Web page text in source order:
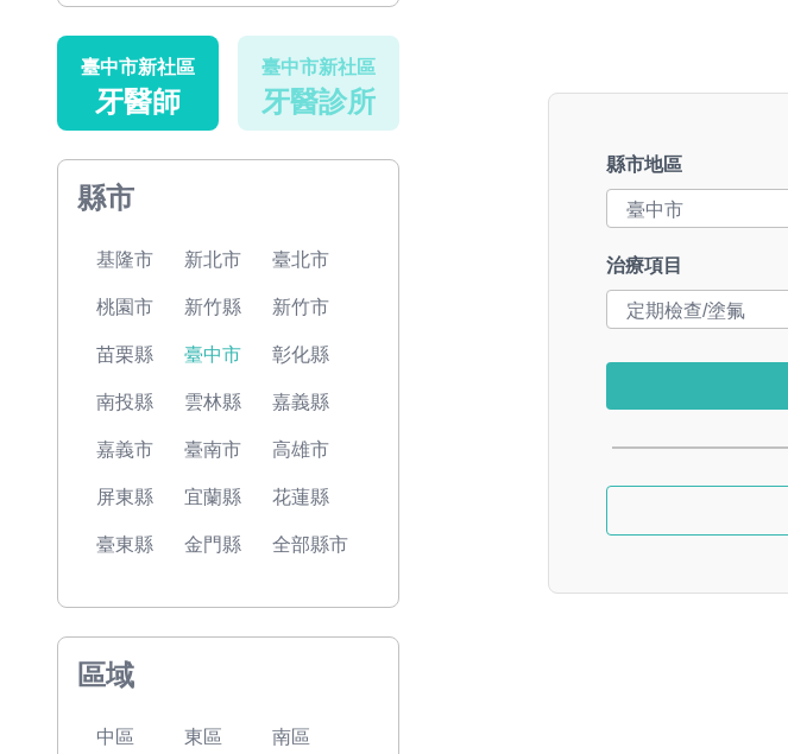
臺中市新社區
牙醫師
臺中市新社區
牙醫診所
縣市
基隆市 新北市 臺北市
桃園市 新竹縣 新竹市
苗栗縣 臺中市 彰化縣
南投縣 雲林縣 嘉義縣
嘉義市 臺南市 高雄市
屏東縣 宜蘭縣 花蓮縣
臺東縣 金門縣 全部縣市
區域
中區 東區 南區
縣市地區
治療項目